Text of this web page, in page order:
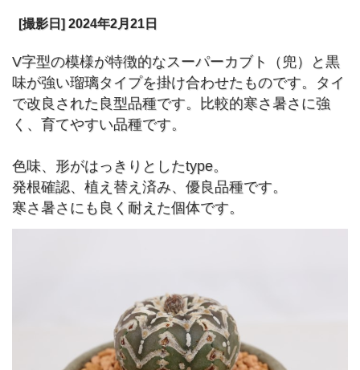
[撮影日] 2024年2月21日
V字型の模様が特徴的なスーパーカブト（兜）と黒
味が強い瑠璃タイプを掛け合わせたものです。タイ
で改良された良型品種です。比較的寒さ暑さに強
く、育てやすい品種です。
色味、形がはっきりとしたtype。
発根確認、植え替え済み、優良品種です。
寒さ暑さにも良く耐えた個体です。